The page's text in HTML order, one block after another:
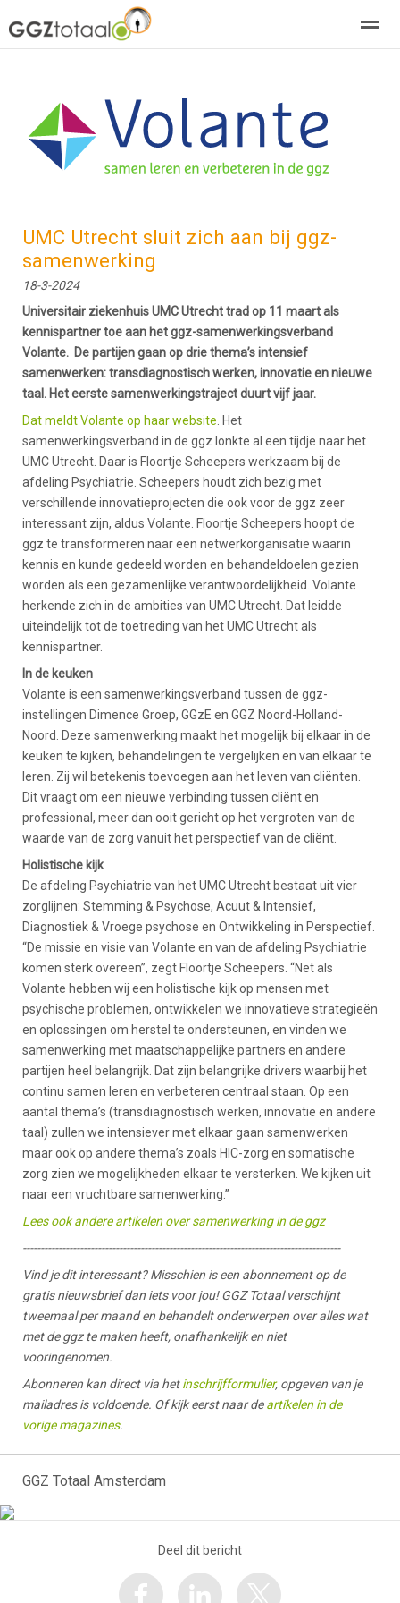
Home Nieuws Zoeken Pagina's
UMC Utrecht sluit zich aan bij ggz-
samenwerking
18-3-2024
Universitair ziekenhuis UMC Utrecht trad op 11 maart als
kennispartner toe aan het ggz-samenwerkingsverband
Volante. De partijen gaan op drie thema’s intensief
samenwerken: transdiagnostisch werken, innovatie en nieuwe
taal. Het eerste samenwerkingstraject duurt vijf jaar.
Dat meldt Volante op haar website . Het
samenwerkingsverband in de ggz lonkte al een tijdje naar het
UMC Utrecht. Daar is Floortje Scheepers werkzaam bij de
afdeling Psychiatrie. Scheepers houdt zich bezig met
verschillende innovatieprojecten die ook voor de ggz zeer
interessant zijn, aldus Volante. Floortje Scheepers hoopt de
ggz te transformeren naar een netwerkorganisatie waarin
kennis en kunde gedeeld worden en behandeldoelen gezien
worden als een gezamenlijke verantwoordelijkheid. Volante
herkende zich in de ambities van UMC Utrecht. Dat leidde
uiteindelijk tot de toetreding van het UMC Utrecht als
kennispartner.
In de keuken
Volante is een samenwerkingsverband tussen de ggz-
instellingen Dimence Groep, GGzE en GGZ Noord-Holland-
Noord. Deze samenwerking maakt het mogelijk bij elkaar in de
keuken te kijken, behandelingen te vergelijken en van elkaar te
leren. Zij wil betekenis toevoegen aan het leven van cliënten.
Dit vraagt om een nieuwe verbinding tussen cliënt en
professional, meer dan ooit gericht op het vergroten van de
waarde van de zorg vanuit het perspectief van de cliënt.
Holistische kijk
De afdeling Psychiatrie van het UMC Utrecht bestaat uit vier
zorglijnen: Stemming & Psychose, Acuut & Intensief,
Diagnostiek & Vroege psychose en Ontwikkeling in Perspectief.
“De missie en visie van Volante en van de afdeling Psychiatrie
komen sterk overeen”, zegt Floortje Scheepers. “Net als
Volante hebben wij een holistische kijk op mensen met
psychische problemen, ontwikkelen we innovatieve strategieën
en oplossingen om herstel te ondersteunen, en vinden we
samenwerking met maatschappelijke partners en andere
partijen heel belangrijk. Dat zijn belangrijke drivers waarbij het
continu samen leren en verbeteren centraal staan. Op een
aantal thema’s (transdiagnostisch werken, innovatie en andere
taal) zullen we intensiever met elkaar gaan samenwerken
maar ook op andere thema’s zoals HIC-zorg en somatische
zorg zien we mogelijkheden elkaar te versterken. We kijken uit
naar een vruchtbare samenwerking.”
Lees ook andere artikelen over samenwerking in de ggz
-----------------------------------------------------------------------------------------
Vind je dit interessant? Misschien is een abonnement op de
gratis nieuwsbrief dan iets voor jou! GGZ Totaal verschijnt
tweemaal per maand en behandelt onderwerpen over alles wat
met de ggz te maken heeft, onafhankelijk en niet
vooringenomen.
Abonneren kan direct via hetinschrijfformulier, opgeven van je
mailadres is voldoende. Of kijk eerst naar deartikelen in de
vorige magazines.
GGZ Totaal Amsterdam
Deel dit bericht